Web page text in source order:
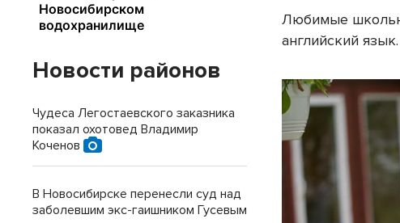
Любимые
английский язык.
Новости районов
Чудеса Легостаевского заказника
показал охотовед Владимир
Коченов
В Новосибирске перенесли суд над
заболевшим экс-гаишником Гусевым